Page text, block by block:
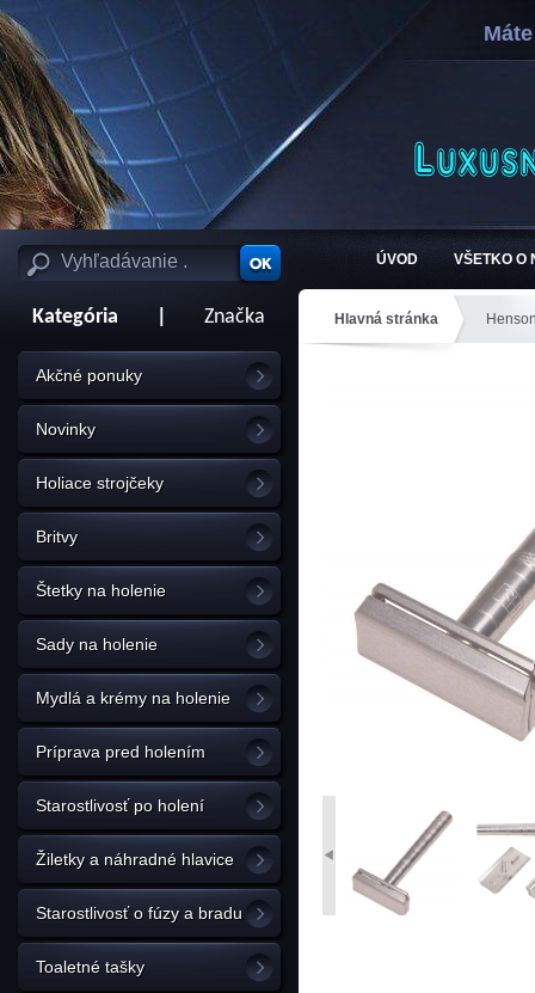
ÚVOD VŠETKO O
Kategória Značka
Akčné ponuky
Novinky
Holiace strojčeky
Britvy
Štetky na holenie
Sady na holenie
Mydlá a krémy na holenie
Príprava pred holením
Starostlivosť po holení
Žiletky a náhradné hlavice
Starostlivosť o fúzy a bradu
Toaletné tašky
Hlavná stránka